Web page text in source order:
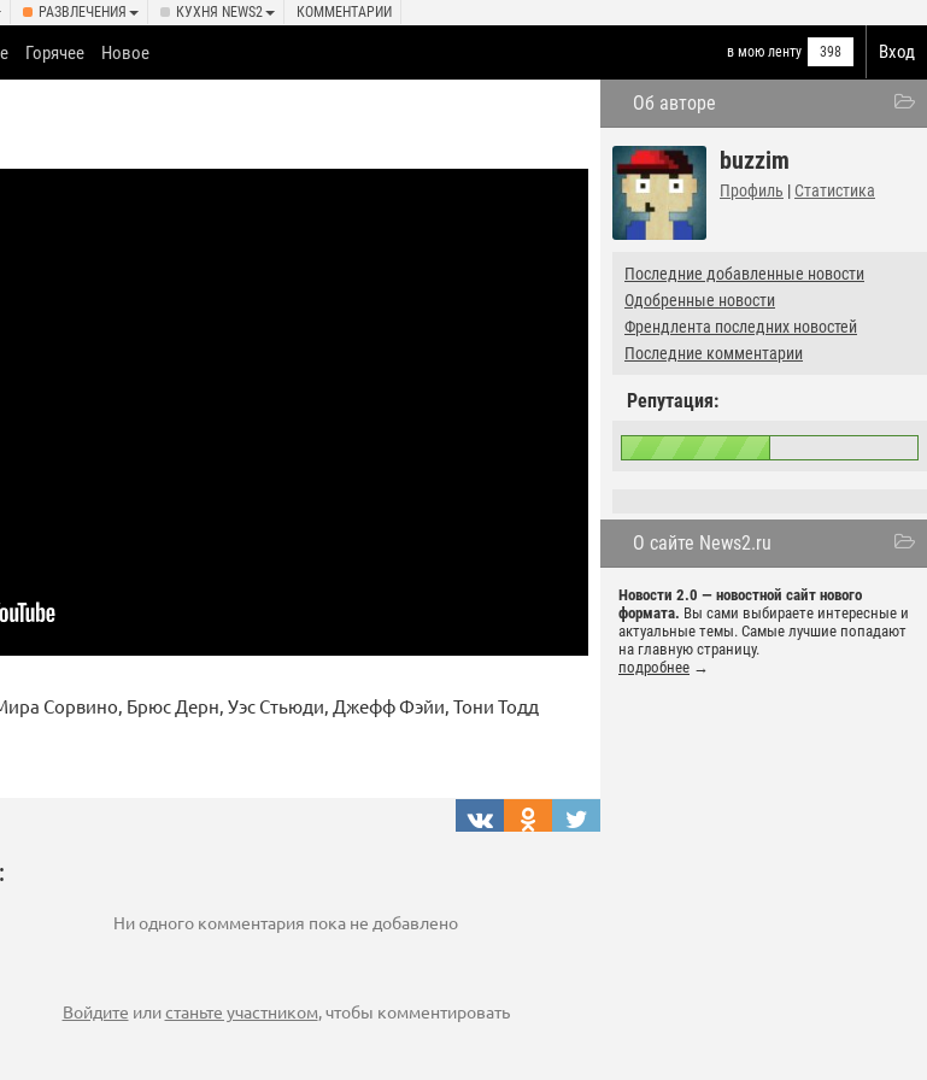
РАЗВЛЕЧЕНИЯ КУХНЯ NEWS2 КОММЕНТАРИИ
Вход
в мою ленту 398
Горячее Новое
Об авторе
buzzim
Профиль | Статистика
Последние добавленные новости
Одобренные новости
Френдлента последних новостей
Последние комментарии
Репутация:
О сайте News2.ru
Новости 2.0 — новостной сайт нового
формата. Вы сами выбираете интересные и
актуальные темы. Самые лучшие попадают
на главную страницу.
подробнее →
Сорвино, Брюс Дерн, Уэс Стьюди, Джефф Фэйи, Тони Тодд
Ни одного комментария пока не добавлено
Войдите илистаньте участником, чтобы комментировать